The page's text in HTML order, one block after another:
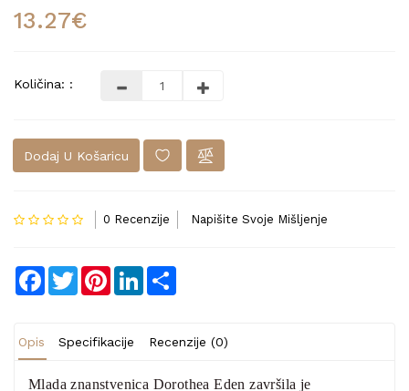
13.27€
Količina: :
Dodaj U Košaricu
0 Recenzije Napišite Svoje Mišljenje
Facebook
TwitterPinterestLinkedIn
Opis Specifikacije Recenzije (0)
Mlada znanstvenica Dorothea Eden završila je